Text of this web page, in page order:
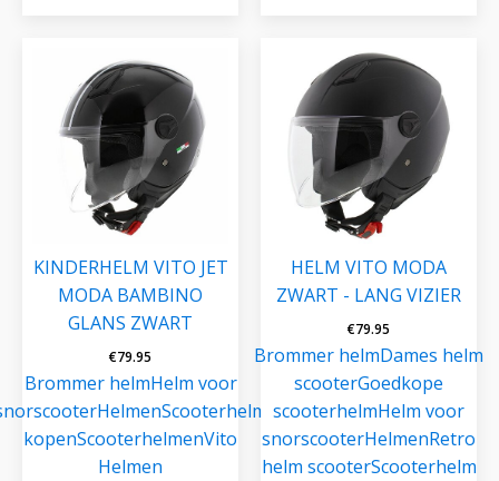
KINDERHELM VITO JET
MODA BAMBINO
GLANS ZWART
€79.95
Brommer helmHelm voor
HelmenScooterhelm
kopenScooterhelmenVito
Helmen
HELM VITO MODA
ZWART - LANG VIZIER
€79.95
Brommer helmDames helm
scooterGoedkope
scooterhelmHelm voor
snorscooterHelmenRetro
helm scooterScooterhelm